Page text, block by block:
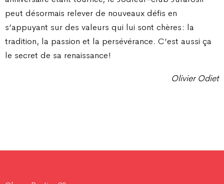
peut désormais relever de nouveaux défis en
s’appuyant sur des valeurs qui lui sont chères : la
tradition, la passion et la persévérance. C’est aussi ça
le secret de sa renaissance !
Olivier Odiet